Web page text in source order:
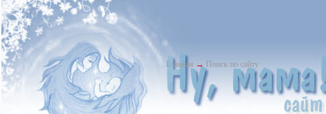
Главная → Поиск по сайту